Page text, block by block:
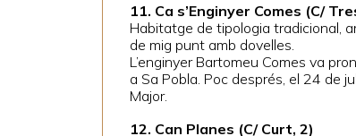
11. Ca s’Enginyer Comes (C/
Habitatge de tipologia tradicional,
de mig punt amb dovelles.
L’enginyer Bartomeu Comes va
a Sa Pobla. Poc després, el 24 de
Major.
12. Can Planes (C/ Curt, 2)